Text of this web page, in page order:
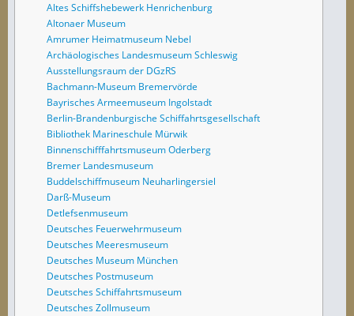
Altes Schiffshebewerk Henrichenburg
Altonaer Museum
Amrumer Heimatmuseum Nebel
Archäologisches Landesmuseum Schleswig
Ausstellungsraum der DGzRS
Bachmann-Museum Bremervörde
Bayrisches Armeemuseum Ingolstadt
Berlin-Brandenburgische Schiffahrtsgesellschaft
Bibliothek Marineschule Mürwik
Binnenschifffahrtsmuseum Oderberg
Bremer Landesmuseum
Buddelschiffmuseum Neuharlingersiel
Darß-Museum
Detlefsenmuseum
Deutsches Feuerwehrmuseum
Deutsches Meeresmuseum
Deutsches Museum München
Deutsches Postmuseum
Deutsches Schiffahrtsmuseum
Deutsches Zollmuseum